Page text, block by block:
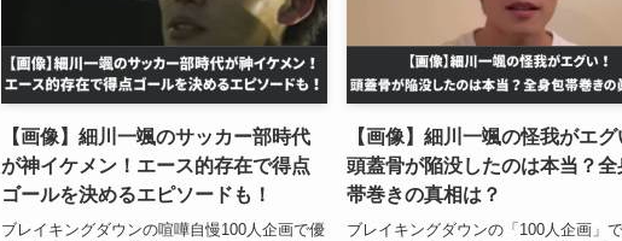
【画像】細川一颯のサッカー部時代
が神イケメン！エース的存在で得点
ゴールを決めるエピソードも！
ブレイキングダウンの喧嘩自慢100人企画で優
【画像】細川一颯の怪我がエグ
頭蓋骨が陥没したのは本当？全
帯巻きの真相は？
ブレイキングダウンの「100人企画」